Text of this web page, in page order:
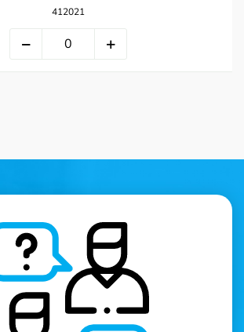
412021